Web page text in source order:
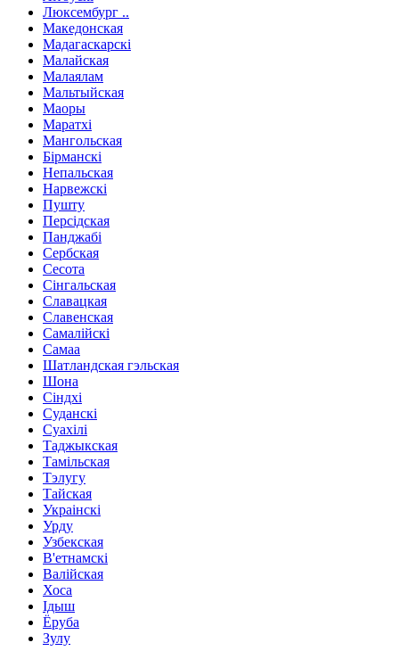
Люксембург ..
Македонская
Мадагаскарскі
Малайская
Малаялам
Мальтыйская
Маоры
Маратхі
Мангольская
Бірманскі
Непальская
Нарвежскі
Пушту
Персідская
Панджабі
Сербская
Сесота
Сінгальская
Славацкая
Славенская
Самалійскі
Самаа
Шатландская гэльская
Шона
Сіндхі
Суданскі
Суахілі
Таджыкская
Тамільская
Тэлугу
Тайская
Украінскі
Урду
Узбекская
В'етнамскі
Валійская
Хоса
Ідыш
Ёруба
Зулу